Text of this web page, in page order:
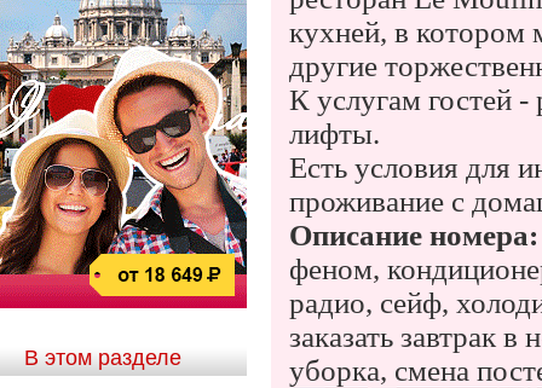
В этом разделе
кухней, в котором
другие
К услугам гостей
лифты.
Есть условия для
проживание с
Описание номера:
феном,
радио, сейф,
заказать завтрак
уборка, смена